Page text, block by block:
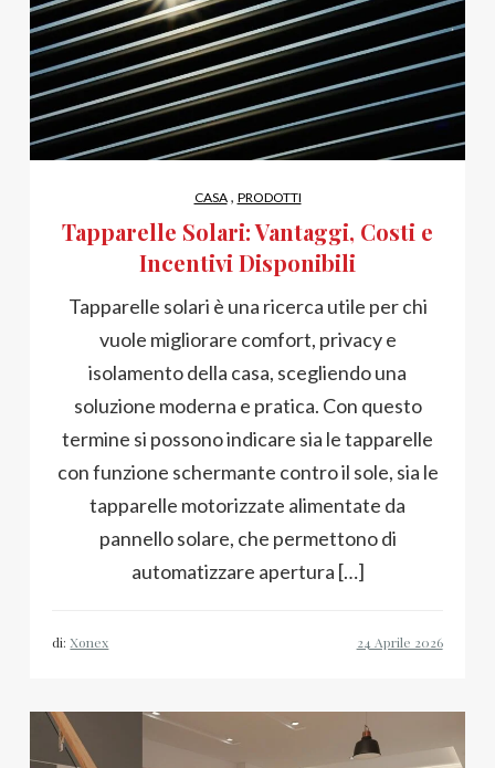
CASA, PRODOTTI
Tapparelle Solari: Vantaggi, Costi e
Incentivi Disponibili
Tapparelle solari è una ricerca utile per chi
vuole migliorare comfort, privacy e
isolamento della casa, scegliendo una
soluzione moderna e pratica. Con questo
termine si possono indicare sia le tapparelle
con funzione schermante contro il sole, sia le
tapparelle motorizzate alimentate da
pannello solare, che permettono di
automatizzare apertura […]
di:Xonex